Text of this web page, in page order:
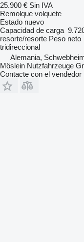
25.900 € Sin IVA
Remolque volquete
Estado nuevo
Capacidad de carga
resorte/resorte Peso neto
tridireccional
Alemania,
Möslein Nutzfahrzeuge
Contacte con el vendedor